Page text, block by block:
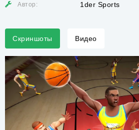
Автор: 1der Sports
Скриншоты Видео